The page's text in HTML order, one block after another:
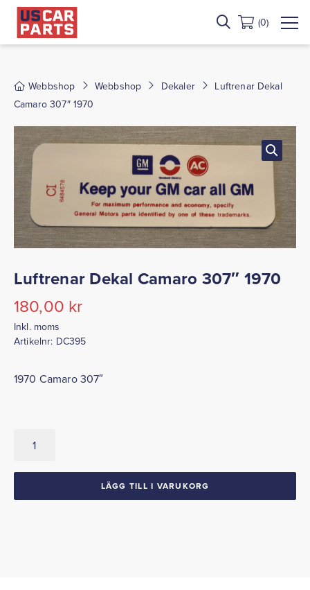
(0)
Webbshop Webbshop Dekaler
Luftrenar Dekal
Camaro 307″ 1970
Luftrenar Dekal Camaro 307″ 1970
180,00 kr
Inkl. moms
Artikelnr: DC395
1970 Camaro 307″
Dekal
LÄGG TILL I VARUKORG